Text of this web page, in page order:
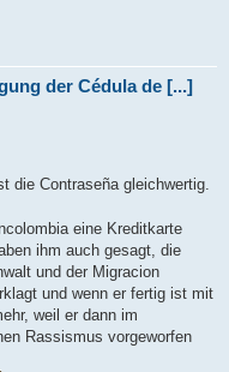
der Cédula de [...]
die Contraseña gleichwertig.
eine Kreditkarte
ihm auch gesagt, die
und der Migracion
und wenn er fertig ist mit
weil er dann im
Rassismus vorgeworfen